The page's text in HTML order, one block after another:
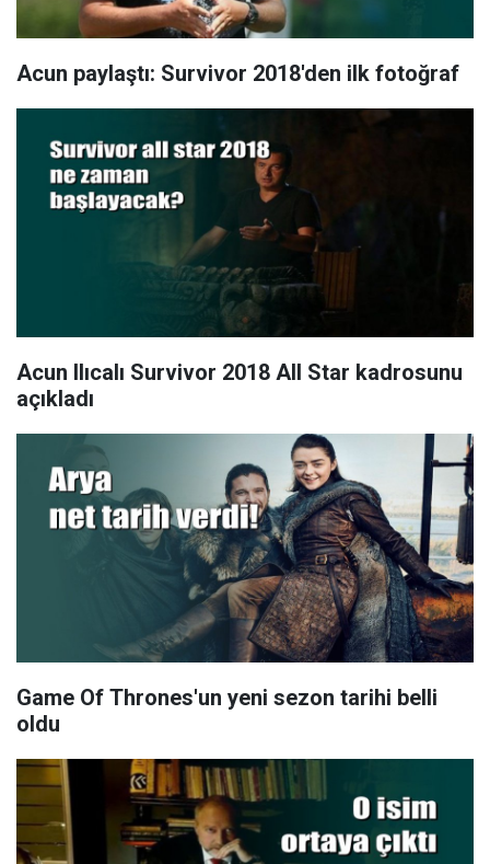
Acun paylaştı: Survivor 2018'den ilk fotoğraf
Acun Ilıcalı Survivor 2018 All Star kadrosunu
açıkladı
Game Of Thrones'un yeni sezon tarihi belli
oldu